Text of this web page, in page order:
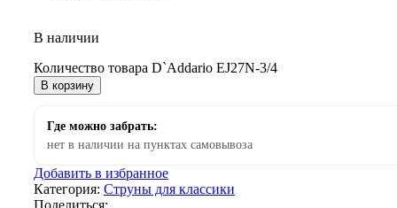
В наличии
Количество товара D`Addario EJ27N-3/4
В корзину
Где можно забрать:
нет в наличии на пунктах самовывоза
Добавить в избранное
Категория: Струны для классики
Поделиться: